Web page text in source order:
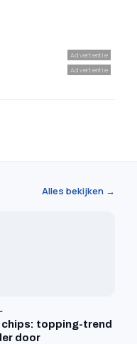
Advertentie
Advertentie
Alles bekijken →
chips: topping-trend
door